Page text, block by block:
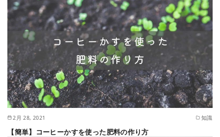
2月 28, 2021 知識
【簡単】コーヒーかすを使った肥料の作り方